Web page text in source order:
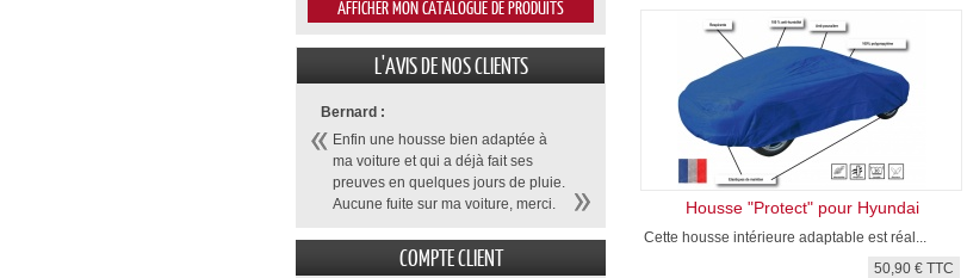
Housse "Protect" pour Hyundai
Cette housse intérieure adaptable est réal...
50,90 € TTC
L'AVIS DE NOS CLIENTS
Bernard :
Enfin une housse bien adaptée à
ma voiture et qui a déjà fait ses
preuves en quelques jours de pluie.
Aucune fuite sur ma voiture, merci.
COMPTE CLIENT